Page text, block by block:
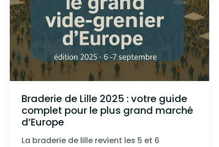
Braderie de Lille 2025 : votre guide
complet pour le plus grand marché
d’Europe
La braderie de lille revient les 5 et 6
:
votre
guide
complet
pour
le
grand
marché
d’Europe